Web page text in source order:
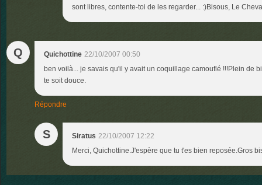
sont libres, contente-toi de les regarder... :)Bisous, Le
Q Quichottine 22/10/2007 00:50
ben voilà... je savais qu'il y avait un coquillage camouflé !!!Plein de
te soit douce.
Répondre
S Siratus 22/10/2007 12:22
Merci, Quichottine.J'espère que tu t'es bien reposée.Gros